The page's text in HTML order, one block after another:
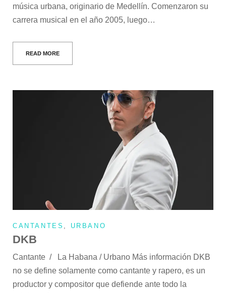
música urbana, originario de Medellín. Comenzaron su
carrera musical en el año 2005, luego…
READ MORE
CANTANTES , URBANO
DKB
Cantante / La Habana / Urbano Más información DKB
no se define solamente como cantante y rapero, es un
productor y compositor que defiende ante todo la